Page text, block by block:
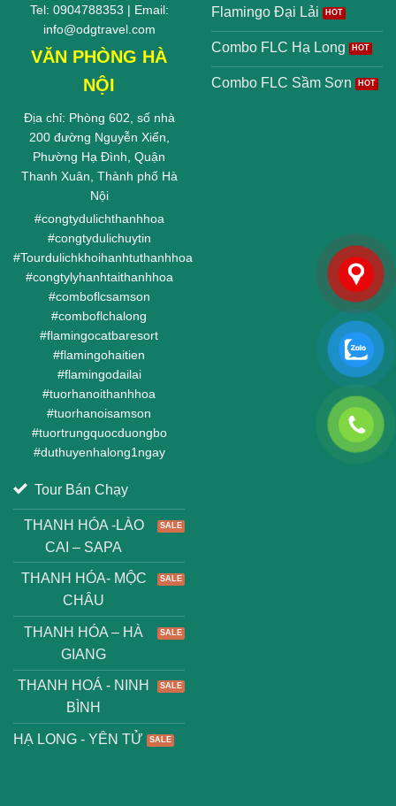
Tel: 0904788353 | Email:
info@odgtravel.com
VĂN PHÒNG HÀ
NỘI
Địa chỉ: Phòng 602, số nhà
200 đường Nguyễn Xiển,
Phường Hạ Đình, Quận
Thanh Xuân, Thành phố Hà
Nội
#congtydulichthanhhoa
#congtydulichuytin
#Tourdulichkhoihanhtuthanhhoa
#congtylyhanhtaithanhhoa
#comboflcsamson
#comboflchalong
#flamingocatbaresort
#flamingohaitien
#flamingodailai
#tuorhanoithanhhoa
#tuorhanoisamson
#tuortrungquocduongbo
#duthuyenhalong1ngay
Flamingo Đại Lải
Combo FLC Hạ Long
Combo FLC Sầm Sơn
Tour Bán Chạy
THANH HÓA -LÀO
CAI – SAPA
THANH HÓA- MỘC
CHÂU
THANH HÓA – HÀ
GIANG
THANH HOÁ - NINH
BÌNH
HẠ LONG - YÊN TỬ